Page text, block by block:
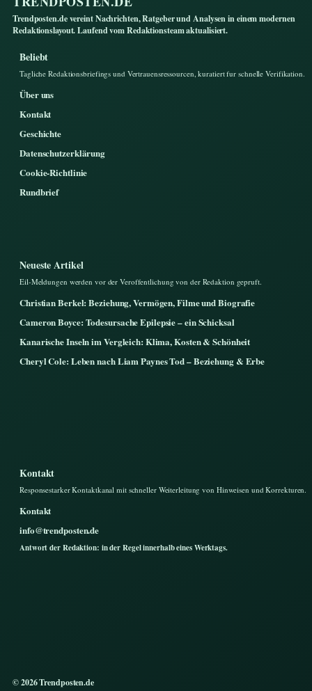
Trendposten.de vereint Nachrichten, Ratgeber und Analysen in einem modernen
Redaktionslayout. Laufend vom Redaktionsteam aktualisiert.
Beliebt
Tagliche Redaktionsbriefings und Vertrauensressourcen, kuratiert fur schnelle Verifikation.
Über uns
Kontakt
Geschichte
Datenschutzerklärung
Cookie-Richtlinie
Rundbrief
Neueste Artikel
Eil-Meldungen werden vor der Veroffentlichung von der Redaktion gepruft.
Christian Berkel: Beziehung, Vermögen, Filme und Biografie
Cameron Boyce: Todesursache Epilepsie – ein Schicksal
Kanarische Inseln im Vergleich: Klima, Kosten & Schönheit
Cheryl Cole: Leben nach Liam Paynes Tod – Beziehung & Erbe
Kontakt
Responsestarker Kontaktkanal mit schneller Weiterleitung von Hinweisen und Korrekturen.
Kontakt
info@trendposten.de
Antwort der Redaktion: in der Regel innerhalb eines Werktags.
© 2026 Trendposten.de